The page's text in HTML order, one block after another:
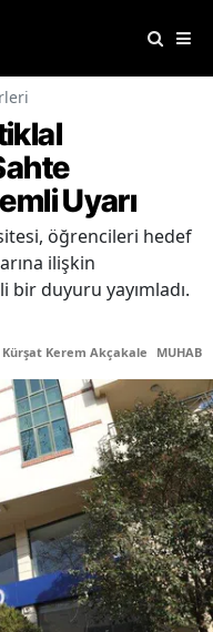
Uyarı
öğrencileri hedef
ilişkin
duyuru yayımladı.
Kürşat Kerem Akçakale